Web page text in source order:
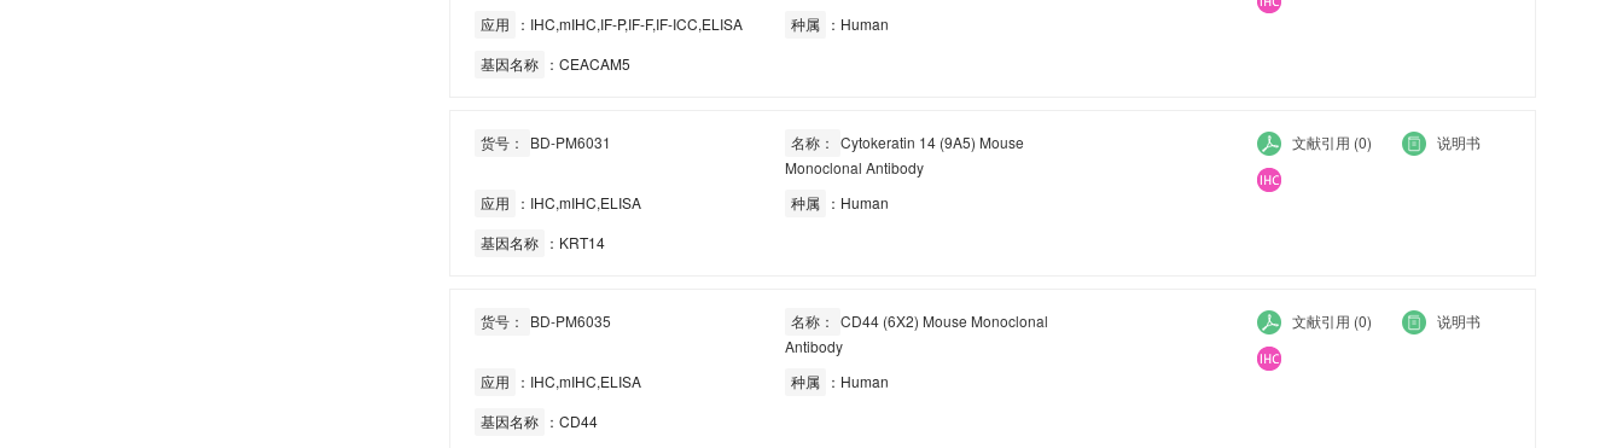
应用
：IHC,mIHC,IF-P,IF-F,IF-ICC,ELISA 种属 ：Human
基因名称 ：CEACAM5
货号： BD-PM6031 名称：
Cytokeratin 14 (9A5) Mouse
Monoclonal Antibody
应用
：IHC,mIHC,ELISA 种属 ：Human
基因名称 ：KRT14
文献引用 (0) 说明书
货号： BD-PM6035 名称：
CD44 (6X2) Mouse Monoclonal
Antibody
应用
：IHC,mIHC,ELISA 种属 ：Human
基因名称 ：CD44
文献引用 (0) 说明书